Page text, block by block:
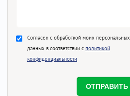
Согласен с обработкой моих персональных
данных в соответствии с политикой
конфиденциальности